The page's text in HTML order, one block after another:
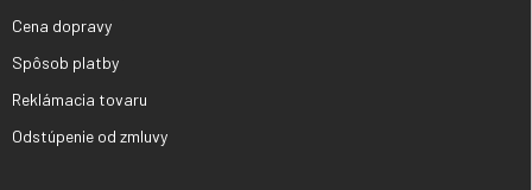
Cena dopravy
Spôsob platby
Reklámacia tovaru
Odstúpenie od zmluvy